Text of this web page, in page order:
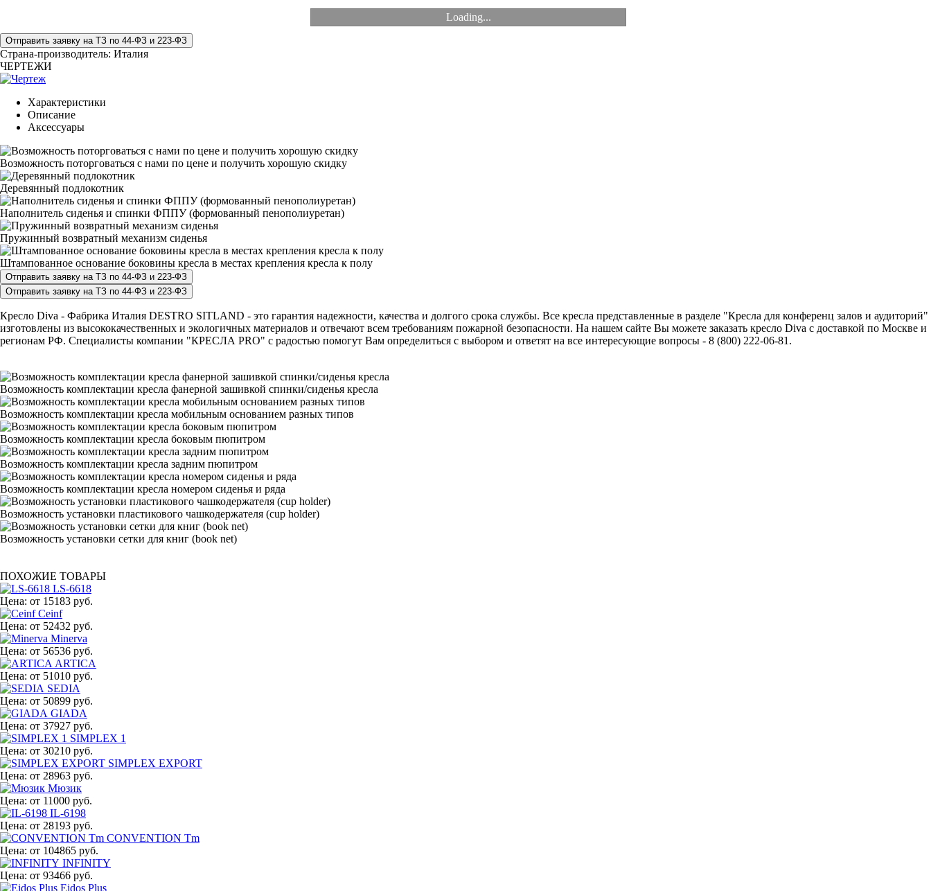
Loading...
Страна-производитель: Италия
ЧЕРТЕЖИ
Характеристики
Описание
Аксессуары
Возможность поторговаться с нами по цене и получить хорошую скидку
Деревянный подлокотник
Наполнитель сиденья и спинки ФППУ (формованный пенополиуретан)
Пружинный возвратный механизм сиденья
Штампованное основание боковины кресла в местах крепления кресла к полу
Кресло Diva - Фабрика Италия DESTRO SITLAND - это гарантия надежности, качества и долгого срока службы. Все кресла представленные в разделе "Кресла для конференц залов и аудиторий"
изготовлены из высококачественных и экологичных материалов и отвечают всем требованиям пожарной безопасности. На нашем сайте Вы можете заказать кресло Diva с доставкой по Москве и
регионам РФ. Специалисты компании "КРЕСЛА PRO" с радостью помогут Вам определиться с выбором и ответят на все интересующие вопросы - 8 (800) 222-06-81.
Возможность комплектации кресла фанерной зашивкой спинки/сиденья кресла
Возможность комплектации кресла мобильным основанием разных типов
Возможность комплектации кресла боковым пюпитром
Возможность комплектации кресла задним пюпитром
Возможность комплектации кресла номером сиденья и ряда
Возможность установки пластикового чашкодержателя (cup holder)
Возможность установки сетки для книг (book net)
ПОХОЖИЕ ТОВАРЫ
LS-6618
Цена: от 15183 руб.
Ceinf
Цена: от 52432 руб.
Minerva
Цена: от 56536 руб.
ARTICA
Цена: от 51010 руб.
SEDIA
Цена: от 50899 руб.
GIADA
Цена: от 37927 руб.
SIMPLEX 1
Цена: от 30210 руб.
SIMPLEX EXPORT
Цена: от 28963 руб.
Мюзик
Цена: от 11000 руб.
IL-6198
Цена: от 28193 руб.
CONVENTION Tm
Цена: от 104865 руб.
INFINITY
Цена: от 93466 руб.
Eidos Plus